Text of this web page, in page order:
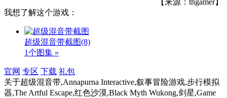
我想了解这个游戏：
超级混音带截图(8)
1个图集 »
官网 专区 下载 礼包
关于超级混音带,Annapurna Interactive,叙事冒险游戏,步行模拟
器,The Artful Escape,红色沙漠,Black Myth Wukong,剑星,Game